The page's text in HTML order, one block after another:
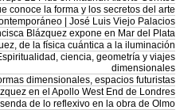
conoce la forma y los secretos del arte
| José Luis Viejo Palacios
Blázquez expone en Mar del Plata
de la física cuántica a la iluminación
ciencia, geometría y viajes
dimensionales
dimensionales, espacios futuristas
en el Apollo West End de Londres
de lo reflexivo en la obra de Olmo